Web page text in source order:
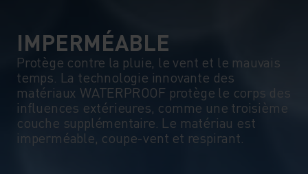
IMPERMÉABLE
Protège contre la pluie, le vent et le mauvais
temps. La technologie innovante des
matériaux WATERPROOF protège le corps des
influences extérieures, comme une troisième
couche supplémentaire. Le matériau est
imperméable, coupe-vent et respirant.